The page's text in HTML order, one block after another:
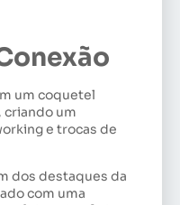
um coquetel
criando um
e trocas de
dos destaques da
com uma